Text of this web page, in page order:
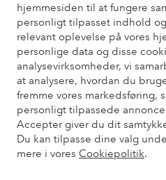
hjemmesiden til at fungere
personligt tilpasset indhold
relevant oplevelse på vores
personlige data og disse
analysevirksomheder, vi
at analysere, hvordan du
fremme vores markedsføring,
personligt tilpassede
Accepter giver du dit
Du kan tilpasse dine valg
mere i vores Cookiepolitik.
Venner
Sikre
Vil du vide mere om
elpy